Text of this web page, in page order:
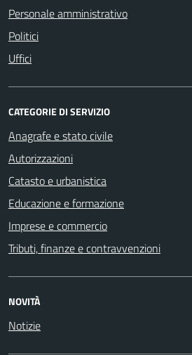
Personale amministrativo
Politici
Uffici
CATEGORIE DI SERVIZIO
Anagrafe e stato civile
Autorizzazioni
Catasto e urbanistica
Educazione e formazione
Imprese e commercio
Tributi, finanze e contravvenzioni
NOVITÀ
Notizie